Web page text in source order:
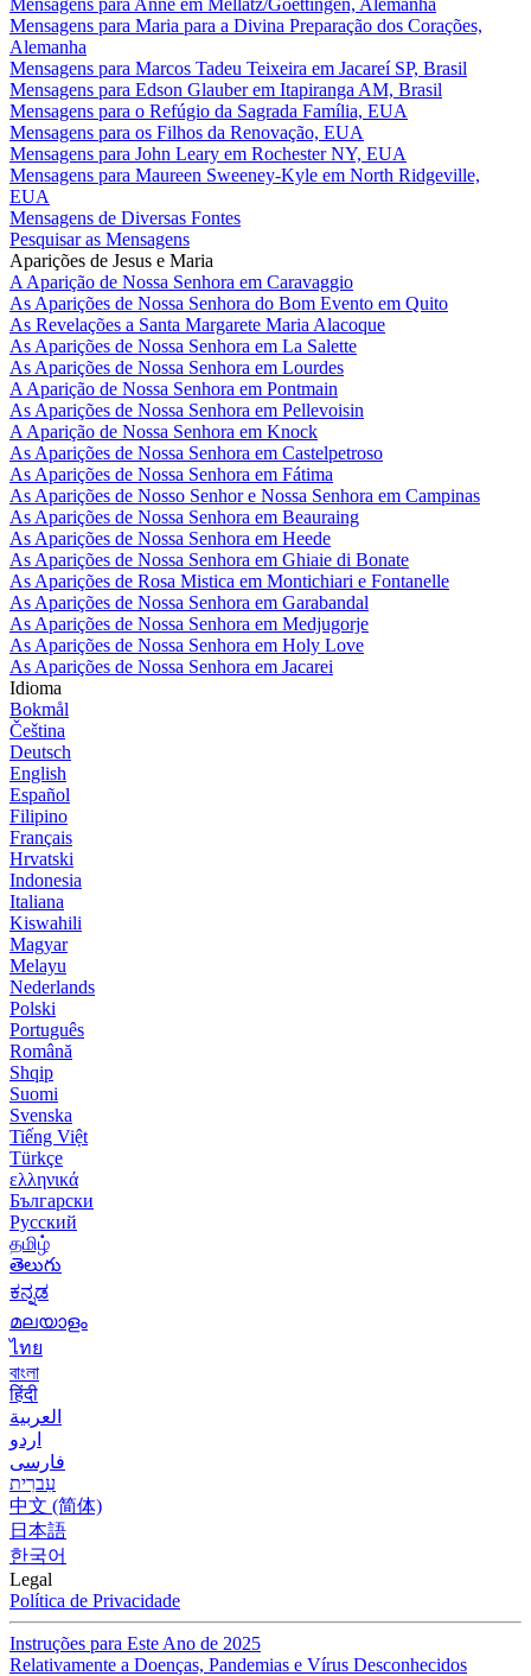
Mensagens para Maria para a Divina Preparação dos Corações,
Alemanha
Mensagens para Marcos Tadeu Teixeira em Jacareí SP, Brasil
Mensagens para Edson Glauber em Itapiranga AM, Brasil
Mensagens para o Refúgio da Sagrada Família, EUA
Mensagens para os Filhos da Renovação, EUA
Mensagens para John Leary em Rochester NY, EUA
Mensagens para Maureen Sweeney-Kyle em North Ridgeville,
EUA
Mensagens de Diversas Fontes
Pesquisar as Mensagens
Aparições de Jesus e Maria
A Aparição de Nossa Senhora em Caravaggio
As Aparições de Nossa Senhora do Bom Evento em Quito
As Revelações a Santa Margarete Maria Alacoque
As Aparições de Nossa Senhora em La Salette
As Aparições de Nossa Senhora em Lourdes
A Aparição de Nossa Senhora em Pontmain
As Aparições de Nossa Senhora em Pellevoisin
A Aparição de Nossa Senhora em Knock
As Aparições de Nossa Senhora em Castelpetroso
As Aparições de Nossa Senhora em Fátima
As Aparições de Nosso Senhor e Nossa Senhora em Campinas
As Aparições de Nossa Senhora em Beauraing
As Aparições de Nossa Senhora em Heede
As Aparições de Nossa Senhora em Ghiaie di Bonate
As Aparições de Rosa Mistica em Montichiari e Fontanelle
As Aparições de Nossa Senhora em Garabandal
As Aparições de Nossa Senhora em Medjugorje
As Aparições de Nossa Senhora em Holy Love
As Aparições de Nossa Senhora em Jacarei
Idioma
Bokmål
Čeština
Deutsch
English
Español
Filipino
Français
Hrvatski
Indonesia
Italiana
Kiswahili
Magyar
Melayu
Nederlands
Polski
Português
Română
Shqip
Suomi
Svenska
Tiếng Việt
Türkçe
ελληνικά
Български
Русский
தமிழ்
తెలుగు
ಕನ್ನಡ
മലയാളം
ไทย
বাংলা
हिंदी
العربية
اردو
فارسی
עִברִית
中文 (简体)
日本語
한국어
Legal
Política de Privacidade
Instruções para Este Ano de 2025
Relativamente a Doenças, Pandemias e Vírus Desconhecidos